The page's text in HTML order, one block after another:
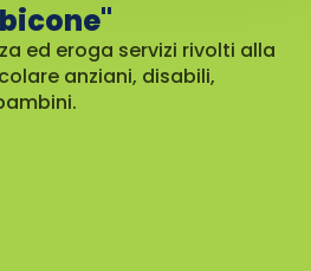
ed eroga servizi rivolti alla
anziani, disabili,